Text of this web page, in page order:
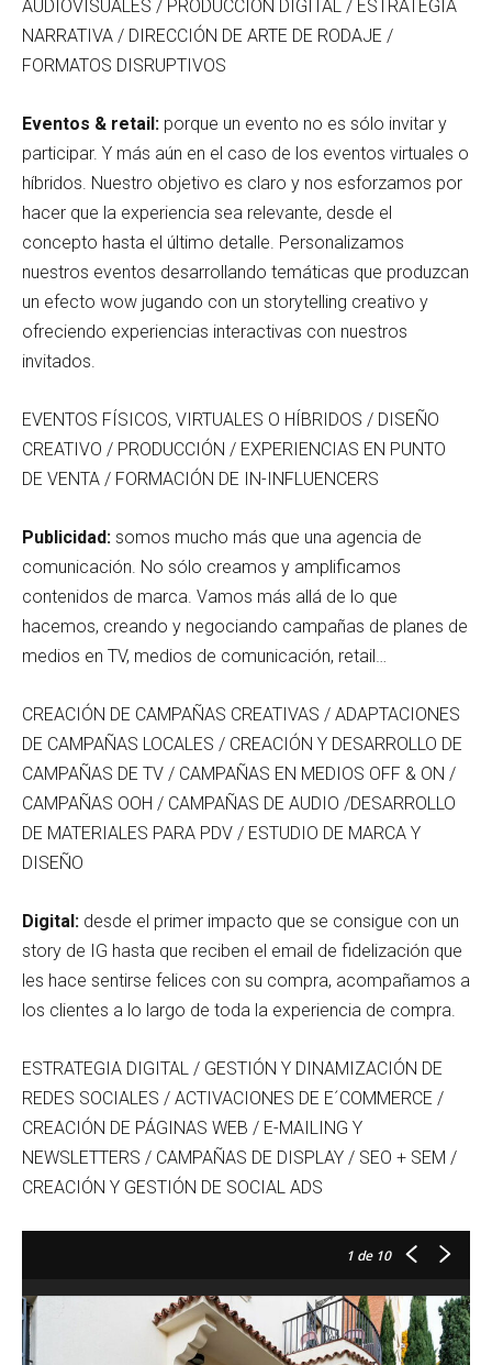
AUDIOVISUALES / PRODUCCIÓN DIGITAL / ESTRATEGIA
NARRATIVA / DIRECCIÓN DE ARTE DE RODAJE /
FORMATOS DISRUPTIVOS
Eventos & retail: porque un evento no es sólo invitar y
participar. Y más aún en el caso de los eventos virtuales o
híbridos. Nuestro objetivo es claro y nos esforzamos por
hacer que la experiencia sea relevante, desde el
concepto hasta el último detalle. Personalizamos
nuestros eventos desarrollando temáticas que produzcan
un efecto wow jugando con un storytelling creativo y
ofreciendo experiencias interactivas con nuestros
invitados.
EVENTOS FÍSICOS, VIRTUALES O HÍBRIDOS / DISEÑO
CREATIVO / PRODUCCIÓN / EXPERIENCIAS EN PUNTO
DE VENTA / FORMACIÓN DE IN-INFLUENCERS
Publicidad: somos mucho más que una agencia de
comunicación. No sólo creamos y amplificamos
contenidos de marca. Vamos más allá de lo que
hacemos, creando y negociando campañas de planes de
medios en TV, medios de comunicación, retail…
CREACIÓN DE CAMPAÑAS CREATIVAS / ADAPTACIONES
DE CAMPAÑAS LOCALES / CREACIÓN Y DESARROLLO DE
CAMPAÑAS DE TV / CAMPAÑAS EN MEDIOS OFF & ON /
CAMPAÑAS OOH / CAMPAÑAS DE AUDIO /DESARROLLO
DE MATERIALES PARA PDV / ESTUDIO DE MARCA Y
DISEÑO
Digital: desde el primer impacto que se consigue con un
story de IG hasta que reciben el email de fidelización que
les hace sentirse felices con su compra, acompañamos a
los clientes a lo largo de toda la experiencia de compra.
ESTRATEGIA DIGITAL / GESTIÓN Y DINAMIZACIÓN DE
REDES SOCIALES / ACTIVACIONES DE E´COMMERCE /
CREACIÓN DE PÁGINAS WEB / E-MAILING Y
NEWSLETTERS / CAMPAÑAS DE DISPLAY / SEO + SEM /
CREACIÓN Y GESTIÓN DE SOCIAL ADS
1 de 10